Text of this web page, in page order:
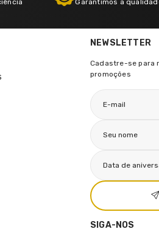
NEWSLETTER
Cadastre-se para
promoções
SIGA-NOS